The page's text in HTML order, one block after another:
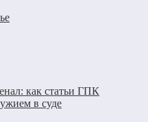
как статьи ГПК
в суде